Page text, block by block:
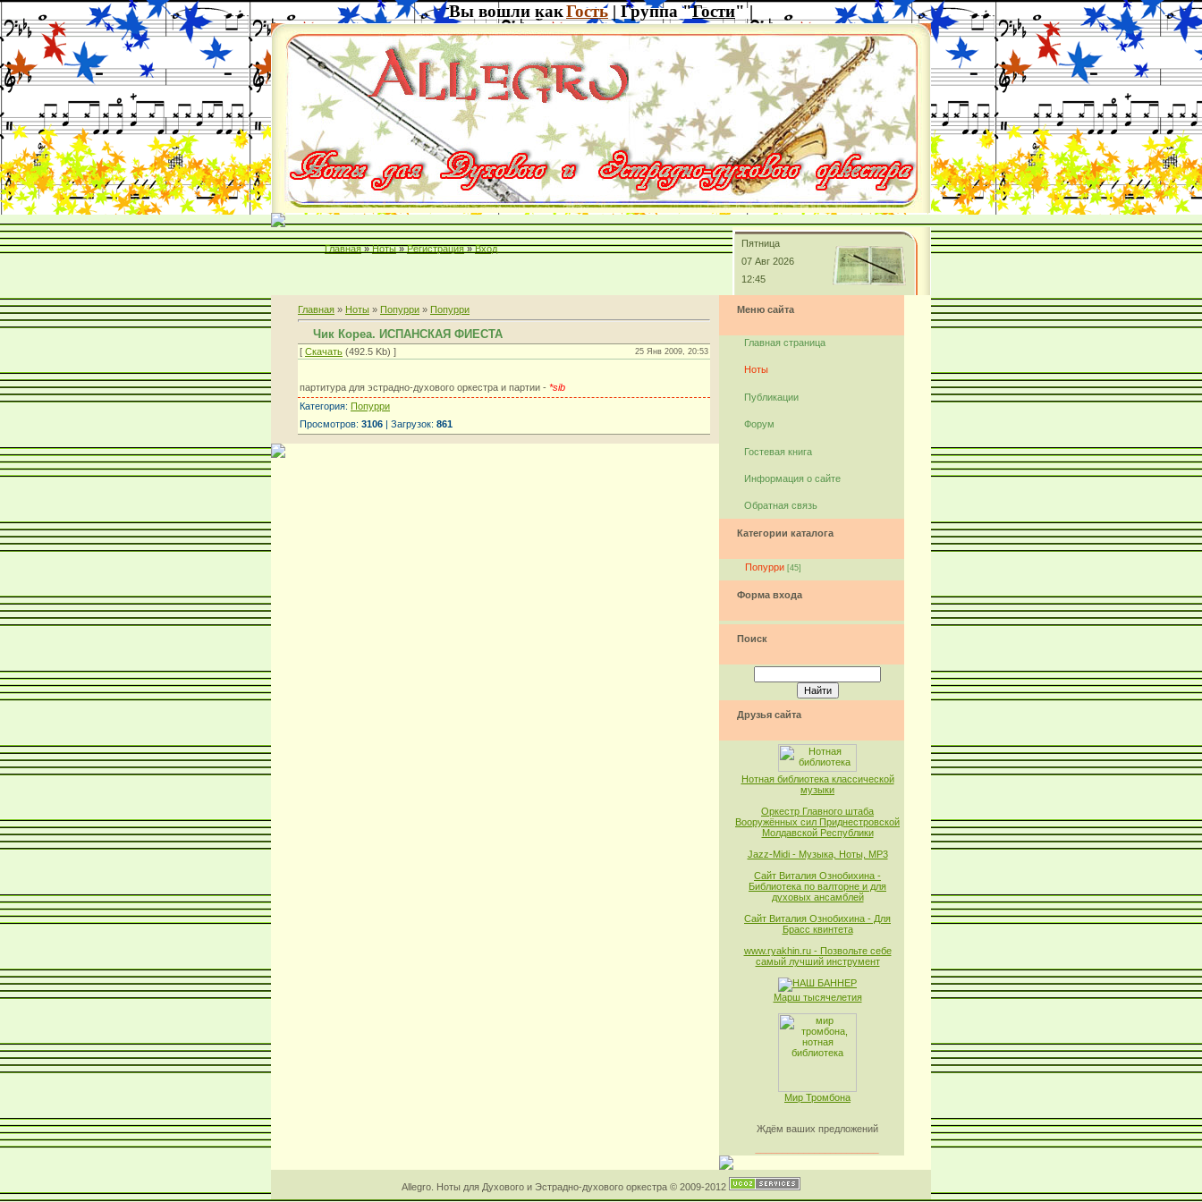
Вы вошли какГость | Группа "Гости" |
Главная » Ноты » Регистрация » Вход
Пятница
07 Авг 2026
12:45
Главная » Ноты » Попурри » Попурри
Чик Кореа. ИСПАНСКАЯ ФИЕСТА
[ Скачать (492.5 Kb) ] 25 Янв 2009, 20:53
партитура для эстрадно-духового оркестра и партии - *sib
Категория: Попурри
Просмотров: 3106 | Загрузок: 861
Меню сайта
Главная страница
Ноты
Публикации
Форум
Гостевая книга
Информация о сайте
Обратная связь
Категории каталога
Попурри [45]
Форма входа
Поиск
Друзья сайта
Нотная библиотека классической
музыки
Оркестр Главного штаба
Вооружённых сил Приднестровской
Молдавской Республики
Jazz-Midi - Музыка, Ноты, MP3
Сайт Виталия Ознобихина -
Библиотека по валторне и для
духовых ансамблей
Сайт Виталия Ознобихина - Для
Брасс квинтета
www.ryakhin.ru - Позвольте себе
самый лучший инструмент
Марш тысячелетия
Мир Тромбона
Ждём ваших предложений
Allegro. Ноты для Духового и Эстрадно-духового оркестра © 2009-2012